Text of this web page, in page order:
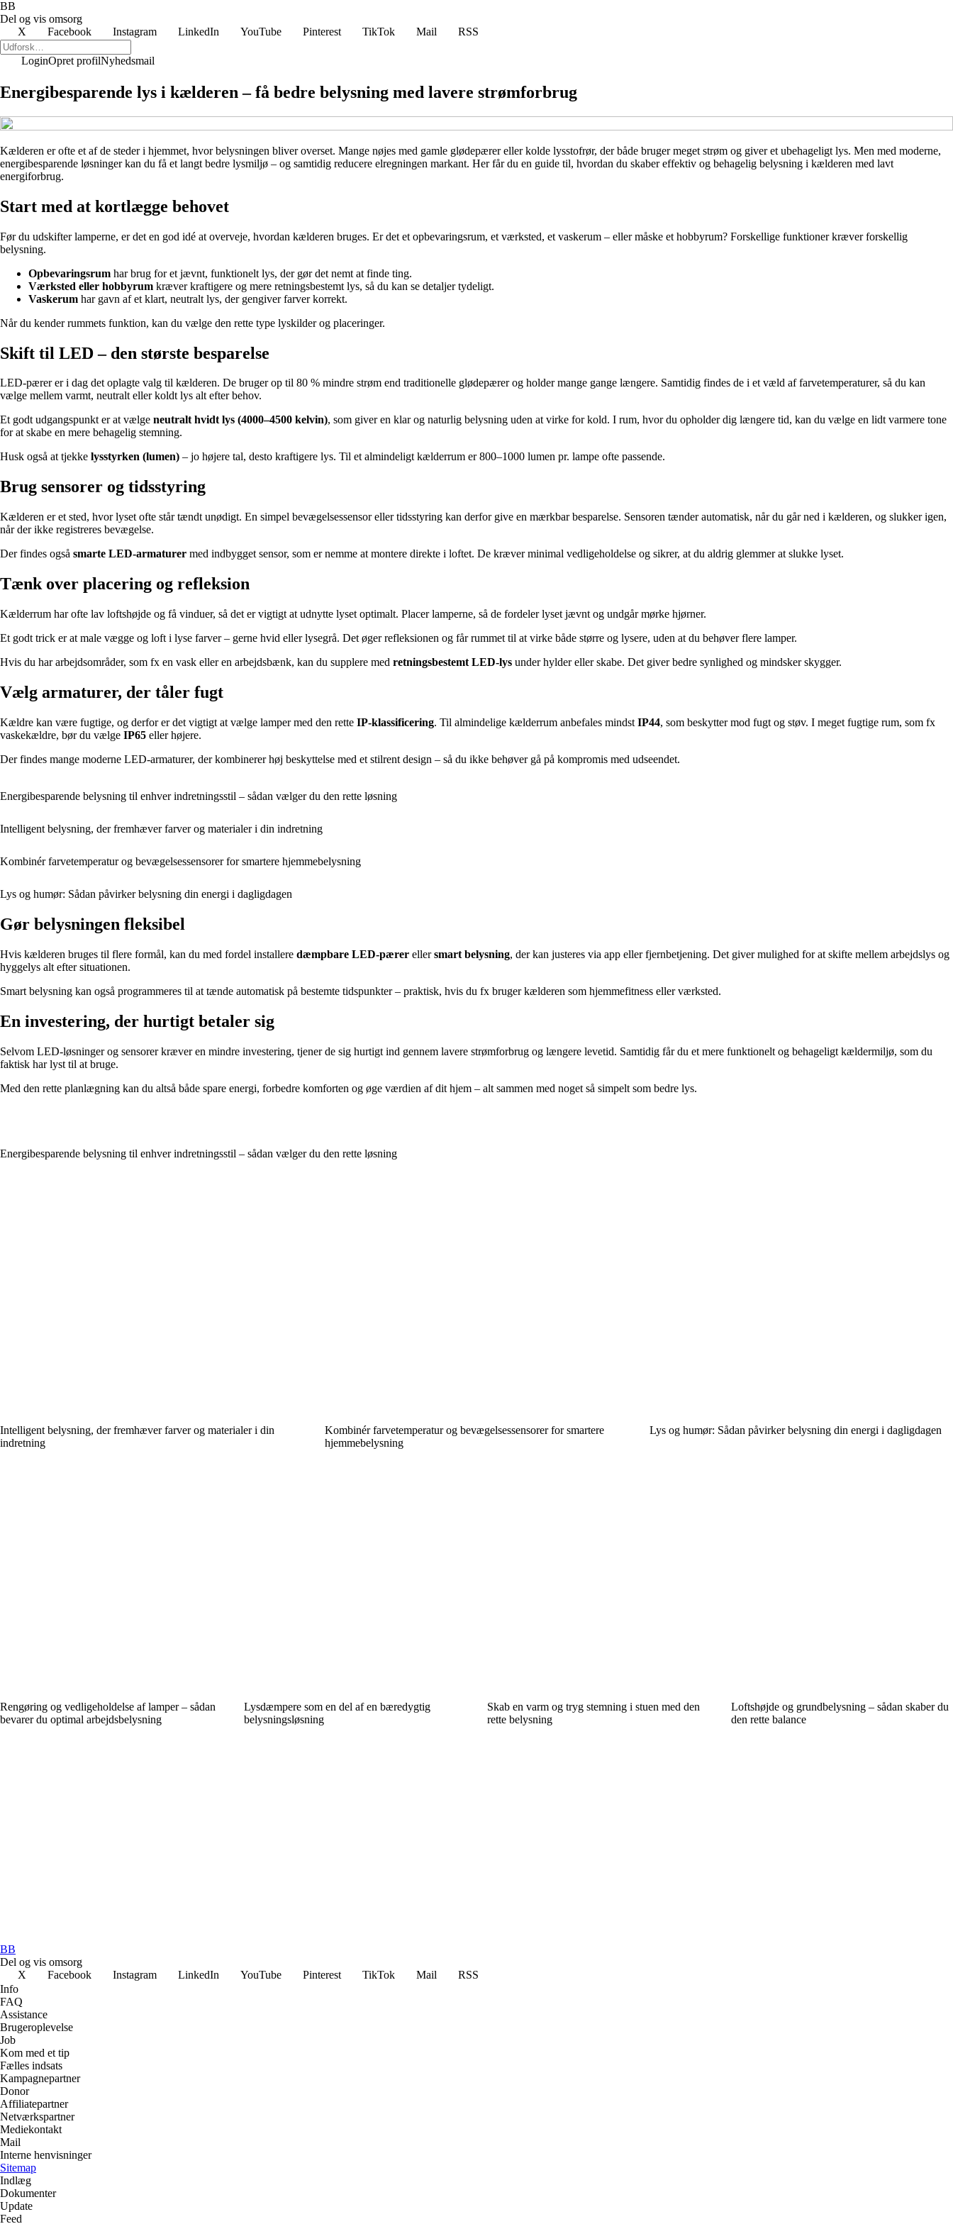
BB
Del og vis omsorg
X
Facebook Instagram LinkedIn YouTube Pinterest TikTok Mail RSS
LoginOpret profilNyhedsmail
Energibesparende lys i kælderen – få bedre belysning med lavere strømforbrug
Kælderen er ofte et af de steder i hjemmet, hvor belysningen bliver overset. Mange nøjes med gamle glødepærer eller kolde lysstofrør, der både bruger meget strøm og giver et ubehageligt lys. Men med moderne,
energibesparende løsninger kan du få et langt bedre lysmiljø – og samtidig reducere elregningen markant. Her får du en guide til, hvordan du skaber effektiv og behagelig belysning i kælderen med lavt
energiforbrug.
Start med at kortlægge behovet
Før du udskifter lamperne, er det en god idé at overveje, hvordan kælderen bruges. Er det et opbevaringsrum, et værksted, et vaskerum – eller måske et hobbyrum? Forskellige funktioner kræver forskellig
belysning.
Opbevaringsrum har brug for et jævnt, funktionelt lys, der gør det nemt at finde ting.
Værksted eller hobbyrum kræver kraftigere og mere retningsbestemt lys, så du kan se detaljer tydeligt.
Vaskerum har gavn af et klart, neutralt lys, der gengiver farver korrekt.
Når du kender rummets funktion, kan du vælge den rette type lyskilder og placeringer.
Skift til LED – den største besparelse
LED-pærer er i dag det oplagte valg til kælderen. De bruger op til 80 % mindre strøm end traditionelle glødepærer og holder mange gange længere. Samtidig findes de i et væld af farvetemperaturer, så du kan
vælge mellem varmt, neutralt eller koldt lys alt efter behov.
Et godt udgangspunkt er at vælge neutralt hvidt lys (4000–4500 kelvin), som giver en klar og naturlig belysning uden at virke for kold. I rum, hvor du opholder dig længere tid, kan du vælge en lidt varmere tone
for at skabe en mere behagelig stemning.
Husk også at tjekke lysstyrken (lumen) – jo højere tal, desto kraftigere lys. Til et almindeligt kælderrum er 800–1000 lumen pr. lampe ofte passende.
Brug sensorer og tidsstyring
Kælderen er et sted, hvor lyset ofte står tændt unødigt. En simpel bevægelsessensor eller tidsstyring kan derfor give en mærkbar besparelse. Sensoren tænder automatisk, når du går ned i kælderen, og slukker igen,
når der ikke registreres bevægelse.
Der findes også smarte LED-armaturer med indbygget sensor, som er nemme at montere direkte i loftet. De kræver minimal vedligeholdelse og sikrer, at du aldrig glemmer at slukke lyset.
Tænk over placering og refleksion
Kælderrum har ofte lav loftshøjde og få vinduer, så det er vigtigt at udnytte lyset optimalt. Placer lamperne, så de fordeler lyset jævnt og undgår mørke hjørner.
Et godt trick er at male vægge og loft i lyse farver – gerne hvid eller lysegrå. Det øger refleksionen og får rummet til at virke både større og lysere, uden at du behøver flere lamper.
Hvis du har arbejdsområder, som fx en vask eller en arbejdsbænk, kan du supplere med retningsbestemt LED-lys under hylder eller skabe. Det giver bedre synlighed og mindsker skygger.
Vælg armaturer, der tåler fugt
Kældre kan være fugtige, og derfor er det vigtigt at vælge lamper med den rette IP-klassificering. Til almindelige kælderrum anbefales mindst IP44, som beskytter mod fugt og støv. I meget fugtige rum, som fx
vaskekældre, bør du vælge IP65 eller højere.
Der findes mange moderne LED-armaturer, der kombinerer høj beskyttelse med et stilrent design – så du ikke behøver gå på kompromis med udseendet.
Energibesparende belysning til enhver indretningsstil – sådan vælger du den rette løsning
Intelligent belysning, der fremhæver farver og materialer i din indretning
Kombinér farvetemperatur og bevægelsessensorer for smartere hjemmebelysning
Lys og humør: Sådan påvirker belysning din energi i dagligdagen
Gør belysningen fleksibel
Hvis kælderen bruges til flere formål, kan du med fordel installere dæmpbare LED-pærer ellersmart belysning, der kan justeres via app eller fjernbetjening. Det giver mulighed for at skifte mellem arbejdslys og
hyggelys alt efter situationen.
Smart belysning kan også programmeres til at tænde automatisk på bestemte tidspunkter – praktisk, hvis du fx bruger kælderen som hjemmefitness eller værksted.
En investering, der hurtigt betaler sig
Selvom LED-løsninger og sensorer kræver en mindre investering, tjener de sig hurtigt ind gennem lavere strømforbrug og længere levetid. Samtidig får du et mere funktionelt og behageligt kældermiljø, som du
faktisk har lyst til at bruge.
Med den rette planlægning kan du altså både spare energi, forbedre komforten og øge værdien af dit hjem – alt sammen med noget så simpelt som bedre lys.
Energibesparende belysning til enhver indretningsstil – sådan vælger du den rette løsning
Intelligent belysning, der fremhæver farver og materialer i din
indretning
Kombinér farvetemperatur og bevægelsessensorer for smartere
hjemmebelysning
Lys og humør: Sådan påvirker belysning din energi i dagligdagen
Rengøring og vedligeholdelse af lamper – sådan
bevarer du optimal arbejdsbelysning
Lysdæmpere som en del af en bæredygtig
belysningsløsning
Skab en varm og tryg stemning i stuen med den
rette belysning
Loftshøjde og grundbelysning – sådan skaber du
den rette balance
BB
Del og vis omsorg
X
Facebook Instagram LinkedIn YouTube Pinterest TikTok Mail
RSS
Info
FAQ
Assistance
Brugeroplevelse
Job
Kom med et tip
Fælles indsats
Kampagnepartner
Donor
Affiliatepartner
Netværkspartner
Mediekontakt
Mail
Interne henvisninger
Sitemap
Indlæg
Dokumenter
Update
Feed